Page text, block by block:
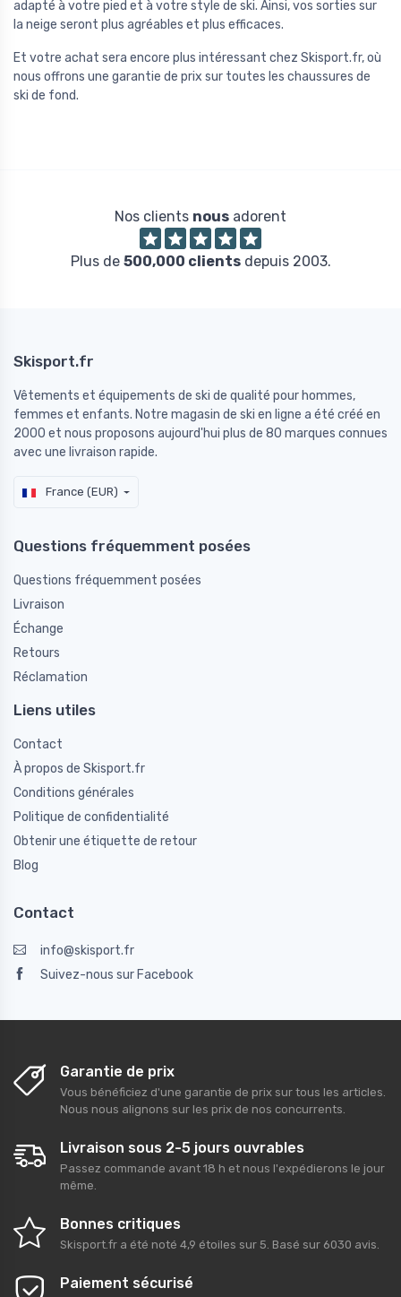
adapté à votre pied et à votre style de ski. Ainsi, vos sorties sur
la neige seront plus agréables et plus efficaces.
Et votre achat sera encore plus intéressant chez Skisport.fr, où
nous offrons une garantie de prix sur toutes les chaussures de
ski de fond.
Nos clients nous adorent
Plus de 500,000 clientsdepuis 2003.
Skisport.fr
Vêtements et équipements de ski de qualité pour hommes,
femmes et enfants. Notre magasin de ski en ligne a été créé en
2000 et nous proposons aujourd'hui plus de 80 marques connues
avec une livraison rapide.
France (EUR)
Questions fréquemment posées
Questions fréquemment posées
Livraison
Échange
Retours
Réclamation
Liens utiles
Contact
À propos de Skisport.fr
Conditions générales
Politique de confidentialité
Obtenir une étiquette de retour
Blog
Contact
info@skisport.fr
Suivez-nous sur Facebook
Garantie de prix
Vous bénéficiez d'une garantie de prix sur tous les articles.
Nous nous alignons sur les prix de nos concurrents.
Livraison sous 2-5 jours ouvrables
Passez commande avant 18 h et nous l'expédierons le jour
même.
Bonnes critiques
Skisport.fr a été noté 4,9 étoiles sur 5. Basé sur 6030 avis.
Paiement sécurisé